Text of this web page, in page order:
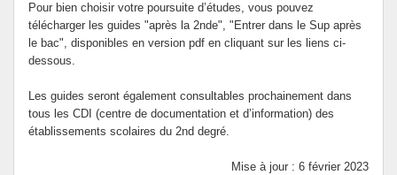
Pour bien choisir votre poursuite d’études, vous pouvez
télécharger les guides "après la 2nde", "Entrer dans le Sup après
le bac", disponibles en version pdf en cliquant sur les liens ci-
dessous.
Les guides seront également consultables prochainement dans
tous les CDI (centre de documentation et d’information) des
établissements scolaires du 2nd degré.
Mise à jour : 6 février 2023